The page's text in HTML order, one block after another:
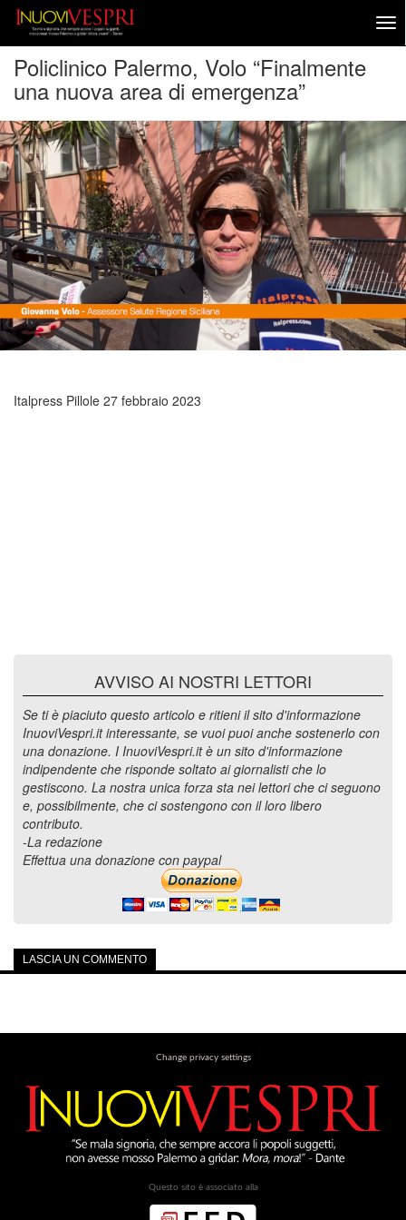
Policlinico Palermo, Volo “Finalmente
una nuova area di emergenza”
Italpress Pillole 27 febbraio 2023
AVVISO AI NOSTRI LETTORI
Se ti è piaciuto questo articolo e ritieni il sito d'informazione
InuoviVespri.it interessante, se vuoi puoi anche sostenerlo con
una donazione. I InuoviVespri.it è un sito d'informazione
indipendente che risponde soltato ai giornalisti che lo
gestiscono. La nostra unica forza sta nei lettori che ci seguono
e, possibilmente, che ci sostengono con il loro libero
contributo.
-La redazione
Effettua una donazione con paypal
LASCIA UN COMMENTO
Change privacy settings
Questo sito è associato alla